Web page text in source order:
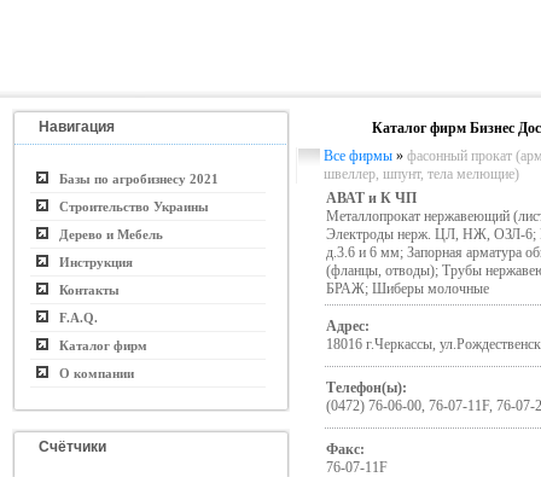
Навигация
Базы по агробизнесу 2021
Строительство Украины
Дерево и Мебель
Инструкция
Контакты
F.A.Q.
Каталог фирм
О компании
Счётчики
Каталог фирм Бизнес
Все фирмы » фасонный прокат
швеллер, шпунт, тела мелющие)
АВАТ и К ЧП
Металлопрокат нержавеющий
Электроды нерж. ЦЛ, НЖ, ОЗЛ-6;
д.3.6 и 6 мм; Запорная арматура
(фланцы, отводы); Трубы
БРАЖ; Шиберы молочные
Адрес:
18016 г.Черкассы,
Телефон(ы):
(0472) 76-06-00, 76-07-11F, 76-07-
Факс:
76-07-11F